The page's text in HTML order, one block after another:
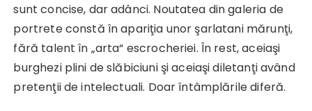
sunt concise, dar adânci. Noutatea din galeria de
portrete constă în apariţia unor şarlatani mărunţi,
fără talent în „arta“ escrocheriei. În rest, aceiaşi
burghezi plini de slăbiciuni şi aceiaşi diletanţi având
pretenţii de intelectuali. Doar întâmplările diferă.